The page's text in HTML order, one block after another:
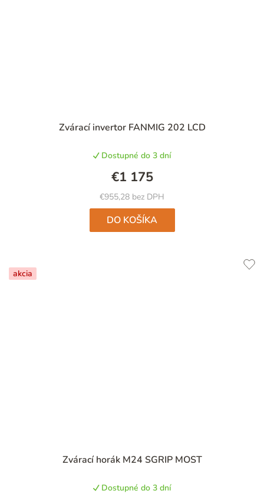
Zvárací invertor FANMIG 202 LCD
Dostupné do 3 dní
€955,28 bez DPH
€1 175
DO KOŠÍKA
akcia
Zvárací horák M24 SGRIP MOST
Dostupné do 3 dní